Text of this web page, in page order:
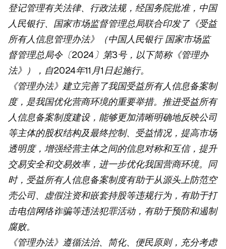
登记管理有关法律、行政法规，经国务院批准，中国
人民银行、国家市场监督管理总局联合印发了《受益
所有人信息管理办法》（中国人民银行 国家市场监
督管理总局令〔2024〕第3号，以下简称《管理办
法》），自2024年11月1日起施行。
《管理办法》建立完善了我国受益所有人信息备案制
度，是我国优化营商环境的重要举措。推进受益所有
人信息备案制度建设，能够更加清晰明确地反映公司
等主体的股权结构及最终控制、受益情况，提高市场
透明度，增强经营主体之间的信息对称和互信，提升
交易安全和交易效率，进一步优化我国营商环境。同
时，受益所有人信息备案制度有助于从源头上防范空
壳公司、虚假注资和嵌套持股等违规行为，有助于打
击电信网络诈骗等违法犯罪活动，有助于预防和遏制
腐败。
《管理办法》遵循法治、简化、便民原则，充分考虑